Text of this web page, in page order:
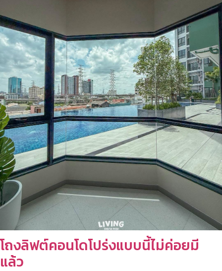
โถงลิฟต์คอนโดโปร่งแบบนี้ไม่ค่อยมี
แล้ว